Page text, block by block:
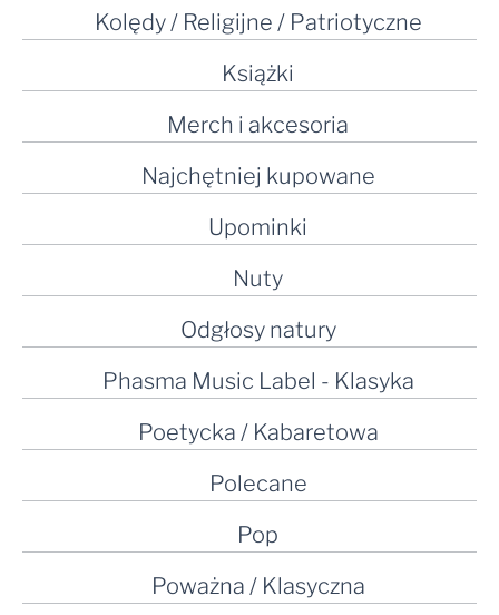
Kolędy / Religijne / Patriotyczne
Książki
Merch i akcesoria
Najchętniej kupowane
Upominki
Nuty
Odgłosy natury
Phasma Music Label - Klasyka
Poetycka / Kabaretowa
Polecane
Pop
Poważna / Klasyczna